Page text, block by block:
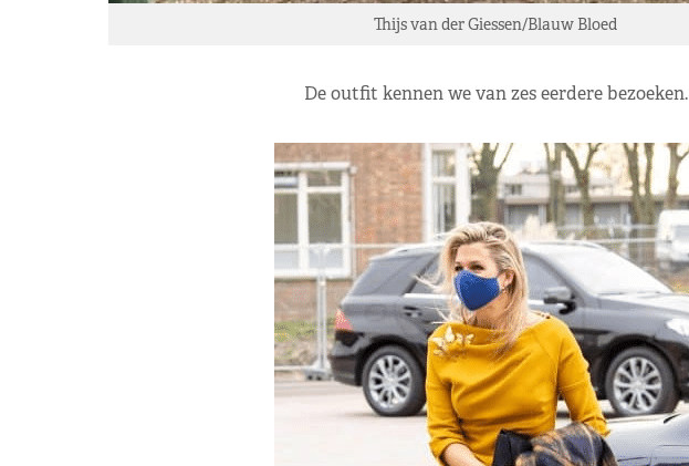
Thijs van der Giessen/Blauw Bloed
De outfit kennen we van zes eerdere bezoeken.